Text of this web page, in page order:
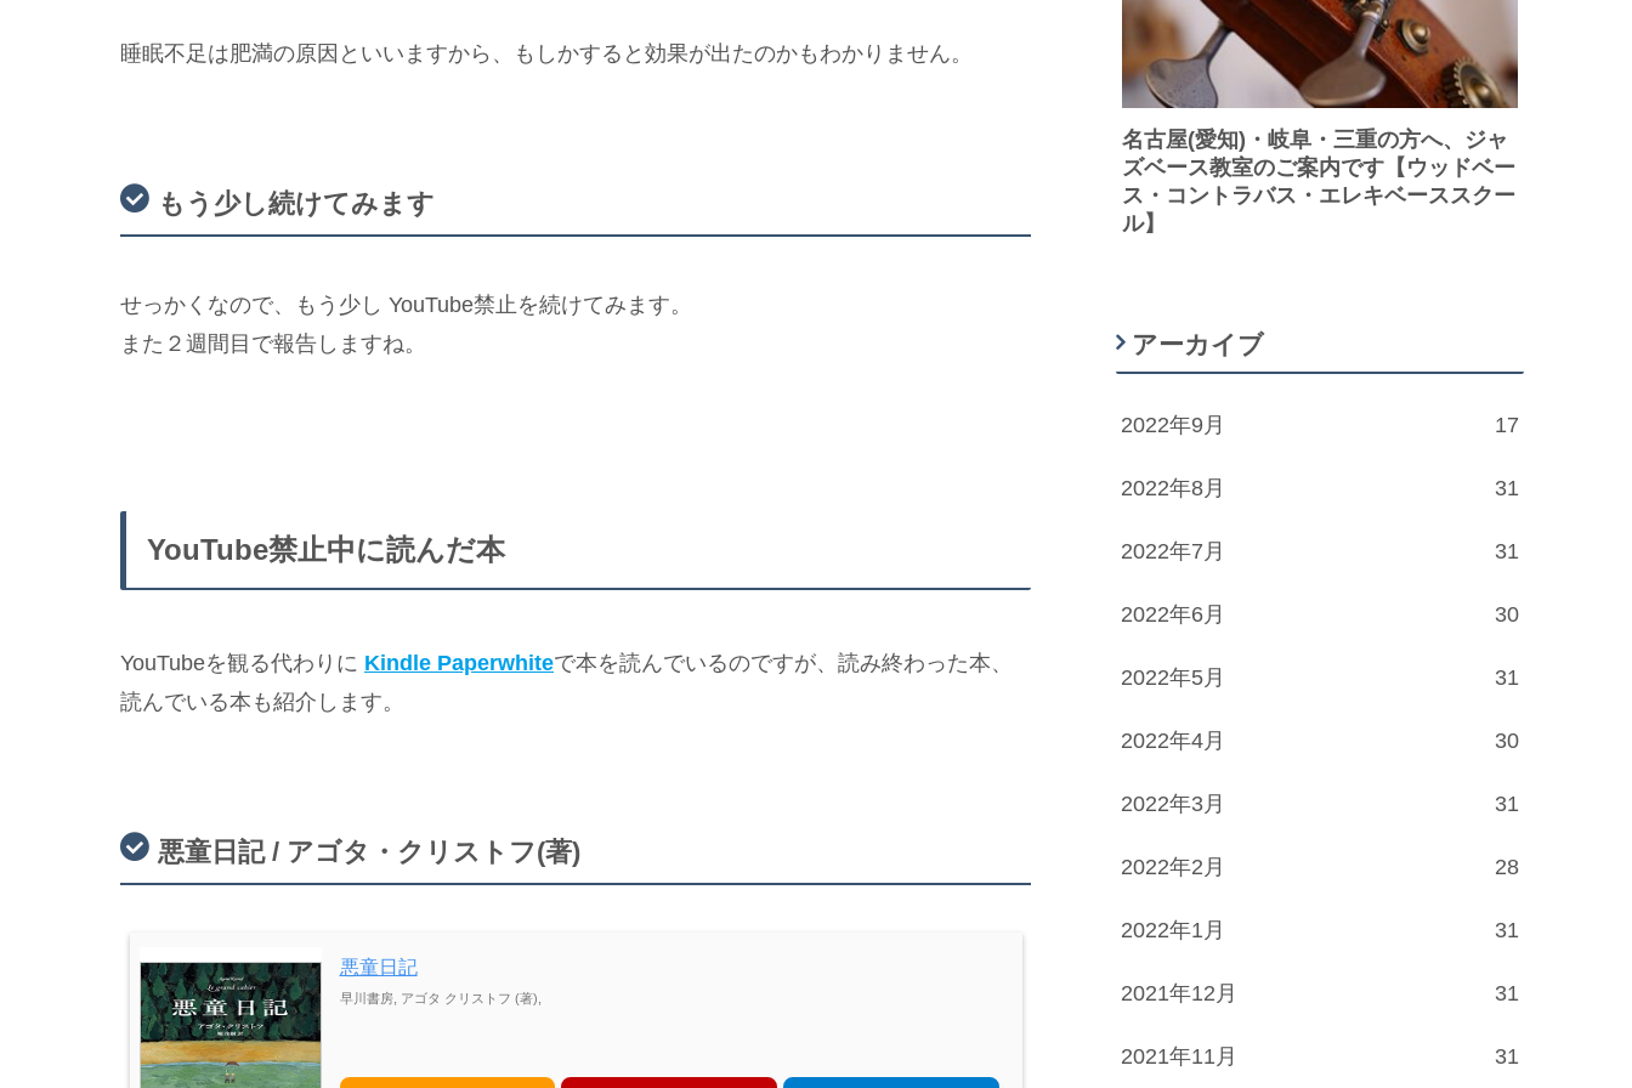
睡眠不足は肥満の原因といいますから、もしかすると効果が出たのかもわかりません。
もう少し続けてみます
せっかくなので、もう少し YouTube禁止を続けてみます。
また２週間目で報告しますね。
YouTube禁止中に読んだ本
YouTubeを観る代わりに Kindle Paperwhiteで本を読んでいるのですが、読み終わった本、
読んでいる本も紹介します。
悪童日記 / アゴタ・クリストフ(著)
悪童日記
早川書房, アゴタ クリストフ (著),
名古屋(愛知)・岐阜・三重の方へ、ジャ
ズベース教室のご案内です【ウッドベー
ス・コントラバス・エレキベーススクー
ル】
アーカイブ
2022年9月 17
2022年8月 31
2022年7月 31
2022年6月 30
2022年5月 31
2022年4月 30
2022年3月 31
2022年2月 28
2022年1月 31
2021年12月 31
2021年11月 31